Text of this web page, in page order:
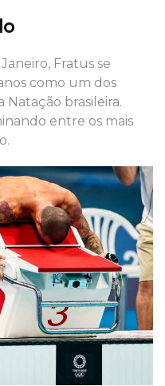
Fratus se
como um dos
Natação brasileira.
entre os mais